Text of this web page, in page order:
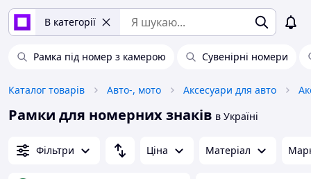
В категорії
Рамка під номер з камерою Сувенірні номери
Каталог товарів Авто-, мото Аксесуари для авто
Рамки для номерних знаків в Україні
Фільтри Ціна Матеріал